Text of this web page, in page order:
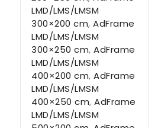
LMD/LMS/LMSM
300×200 cm, AdFrame
LMD/LMS/LMSM
300×250 cm, AdFrame
LMD/LMS/LMSM
400×200 cm, AdFrame
LMD/LMS/LMSM
400×250 cm, AdFrame
LMD/LMS/LMSM